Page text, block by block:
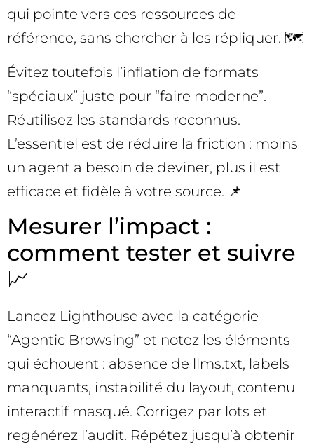
qui pointe vers ces ressources de
référence, sans chercher à les répliquer. 🗺️
Évitez toutefois l’inflation de formats
“spéciaux” juste pour “faire moderne”.
Réutilisez les standards reconnus.
L’essentiel est de réduire la friction : moins
un agent a besoin de deviner, plus il est
efficace et fidèle à votre source. 📌
Mesurer l’impact :
comment tester et suivre
📈
Lancez Lighthouse avec la catégorie
“Agentic Browsing” et notez les éléments
qui échouent : absence de llms.txt, labels
manquants, instabilité du layout, contenu
interactif masqué. Corrigez par lots et
regénérez l’audit. Répétez jusqu’à obtenir